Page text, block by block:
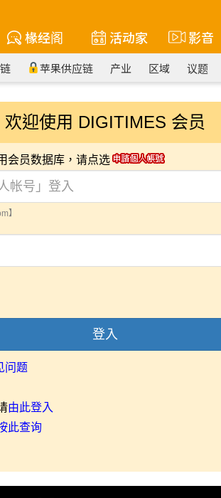
椽经阁 活动家 影音
苹果供应链 产业 区域 议题
欢迎使用 DIGITIMES 会员
会员数据库，请点选
】
登入
问题
由此登入
此查询